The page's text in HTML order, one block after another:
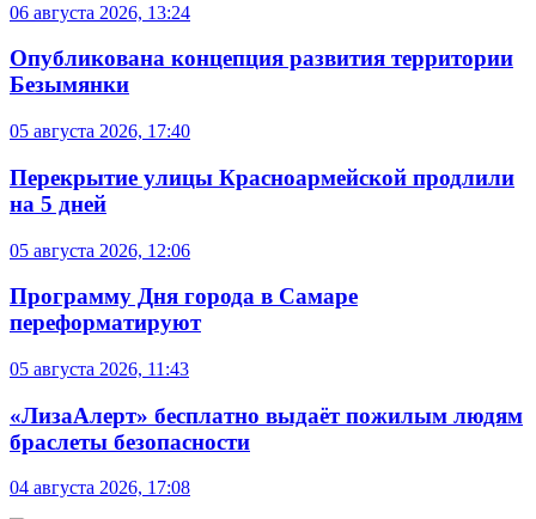
06 августа 2026, 13:24
Опубликована концепция развития территории
Безымянки
05 августа 2026, 17:40
Перекрытие улицы Красноармейской продлили
на 5 дней
05 августа 2026, 12:06
Программу Дня города в Самаре
переформатируют
05 августа 2026, 11:43
«ЛизаАлерт» бесплатно выдаёт пожилым людям
браслеты безопасности
04 августа 2026, 17:08